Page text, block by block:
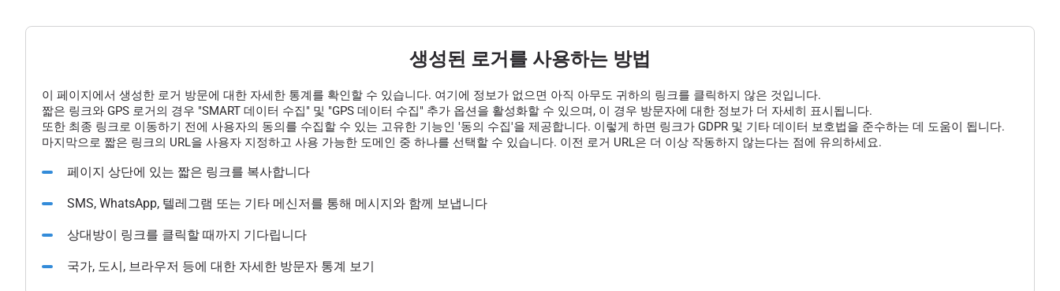
생성된 로거를 사용하는 방법
이 페이지에서 생성한 로거 방문에 대한 자세한 통계를 확인할 수 있습니다. 여기에 정보가 없으면 아직 아무도 귀하의 링크를 클릭하지 않은 것입니다.
짧은 링크와 GPS 로거의 경우 "SMART 데이터 수집" 및 "GPS 데이터 수집" 추가 옵션을 활성화할 수 있으며, 이 경우 방문자에 대한 정보가 더 자세히 표시됩니다.
또한 최종 링크로 이동하기 전에 사용자의 동의를 수집할 수 있는 고유한 기능인 '동의 수집'을 제공합니다. 이렇게 하면 링크가 GDPR 및 기타 데이터 보호법을 준수하는 데 도움이 됩니다.
마지막으로 짧은 링크의 URL을 사용자 지정하고 사용 가능한 도메인 중 하나를 선택할 수 있습니다. 이전 로거 URL은 더 이상 작동하지 않는다는 점에 유의하세요.
페이지 상단에 있는 짧은 링크를 복사합니다
SMS, WhatsApp, 텔레그램 또는 기타 메신저를 통해 메시지와 함께 보냅니다
상대방이 링크를 클릭할 때까지 기다립니다
국가, 도시, 브라우저 등에 대한 자세한 방문자 통계 보기